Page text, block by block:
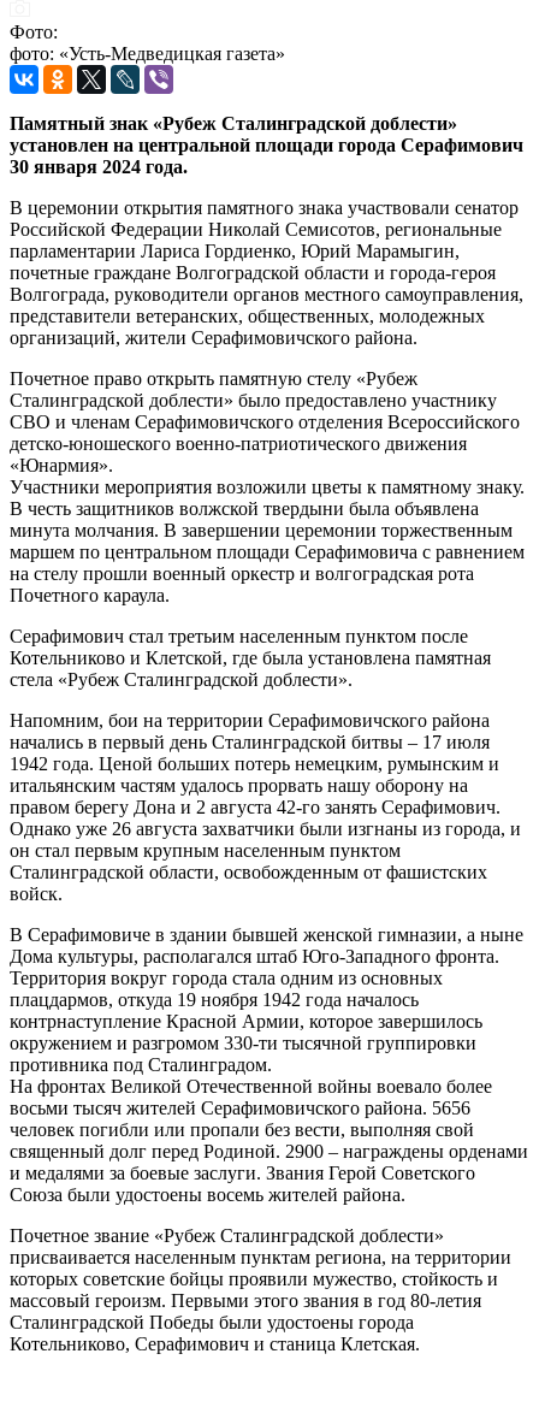
Фото:
фото: «Усть-Медведицкая газета»
Памятный знак «Рубеж Сталинградской доблести»
установлен на центральной площади города Серафимович
30 января 2024 года.
В церемонии открытия памятного знака участвовали сенатор
Российской Федерации Николай Семисотов, региональные
парламентарии Лариса Гордиенко, Юрий Марамыгин,
почетные граждане Волгоградской области и города-героя
Волгограда, руководители органов местного самоуправления,
представители ветеранских, общественных, молодежных
организаций, жители Серафимовичского района.
Почетное право открыть памятную стелу «Рубеж
Сталинградской доблести» было предоставлено участнику
СВО и членам Серафимовичского отделения Всероссийского
детско-юношеского военно-патриотического движения
«Юнармия».
Участники мероприятия возложили цветы к памятному знаку.
В честь защитников волжской твердыни была объявлена
минута молчания. В завершении церемонии торжественным
маршем по центральном площади Серафимовича с равнением
на стелу прошли военный оркестр и волгоградская рота
Почетного караула.
Серафимович стал третьим населенным пунктом после
Котельниково и Клетской, где была установлена памятная
стела «Рубеж Сталинградской доблести».
Напомним, бои на территории Серафимовичского района
начались в первый день Сталинградской битвы – 17 июля
1942 года. Ценой больших потерь немецким, румынским и
итальянским частям удалось прорвать нашу оборону на
правом берегу Дона и 2 августа 42-го занять Серафимович.
Однако уже 26 августа захватчики были изгнаны из города, и
он стал первым крупным населенным пунктом
Сталинградской области, освобожденным от фашистских
войск.
В Серафимовиче в здании бывшей женской гимназии, а ныне
Дома культуры, располагался штаб Юго-Западного фронта.
Территория вокруг города стала одним из основных
плацдармов, откуда 19 ноября 1942 года началось
контрнаступление Красной Армии, которое завершилось
окружением и разгромом 330-ти тысячной группировки
противника под Сталинградом.
На фронтах Великой Отечественной войны воевало более
восьми тысяч жителей Серафимовичского района. 5656
человек погибли или пропали без вести, выполняя свой
священный долг перед Родиной. 2900 – награждены орденами
и медалями за боевые заслуги. Звания Герой Советского
Союза были удостоены восемь жителей района.
Почетное звание «Рубеж Сталинградской доблести»
присваивается населенным пунктам региона, на территории
которых советские бойцы проявили мужество, стойкость и
массовый героизм. Первыми этого звания в год 80-летия
Сталинградской Победы были удостоены города
Котельниково, Серафимович и станица Клетская.